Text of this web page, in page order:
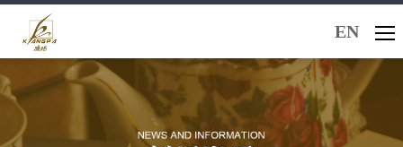
EN